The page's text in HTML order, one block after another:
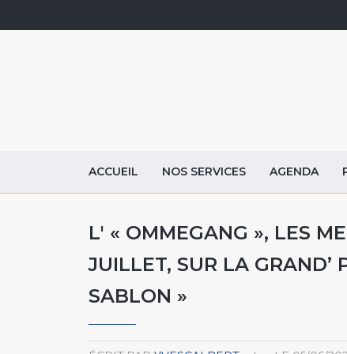
ACCUEIL NOS SERVICES AGENDA
L' « OMMEGANG », LES
JUILLET, SUR LA GRAND’
SABLON »